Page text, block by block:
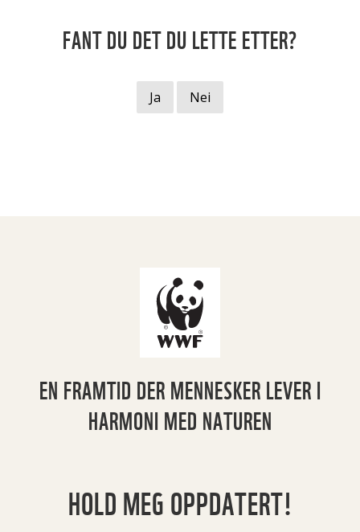
FANT DU DET DU LETTE ETTER?
Ja Nei
EN FRAMTID DER MENNESKER LEVER I
HARMONI MED NATUREN
HOLD MEG OPPDATERT!